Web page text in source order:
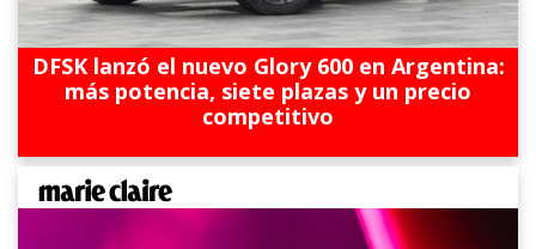
DFSK lanzó el nuevo Glory 600 en Argentina:
más potencia, siete plazas y un precio
competitivo